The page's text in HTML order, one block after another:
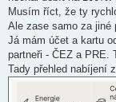
e
k
Musím říct, že ty
Ale zase samo za jiné
Já mám účet a kartu
partneři - ČEZ a PRE.
Tady přehled nabíjení